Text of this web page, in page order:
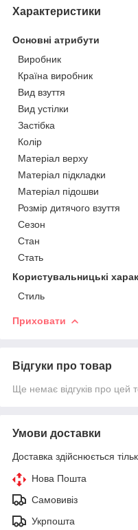
Характеристики
Основні атрибути
Виробник
Країна виробник
Вид взуття
Вид устілки
Застібка
Колір
Матеріал верху
Матеріал підкладки
Матеріал підошви
Розмір дитячого взуття
Сезон
Стан
Стать
Користувальницькі
Стиль
Приховати
Відгуки про товар
Ще немає відгуків про цей
Умови доставки
Доставка здійснюється
Нова Пошта
Самовивіз
Укрпошта